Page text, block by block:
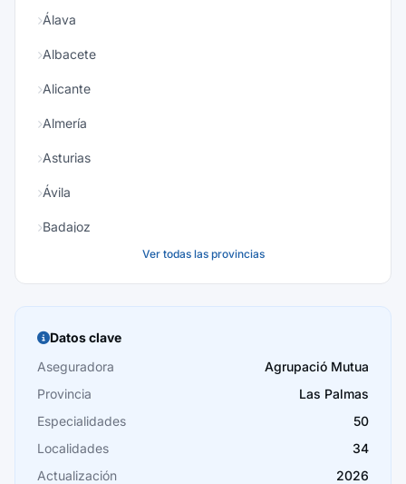
Álava
Albacete
Alicante
Almería
Asturias
Ávila
Badajoz
Burgos
Cáceres
Cádiz
Cantabria
Castellón
Ver todas las provincias
Datos clave
Aseguradora
Agrupació Mutua
Provincia
Las Palmas
Especialidades
50
Localidades
34
Actualización
2026